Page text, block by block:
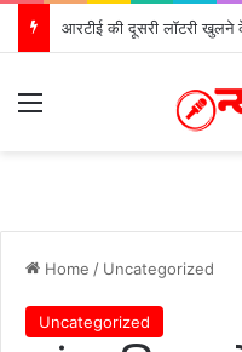
Menu
Home / Uncategorized
Uncategorized